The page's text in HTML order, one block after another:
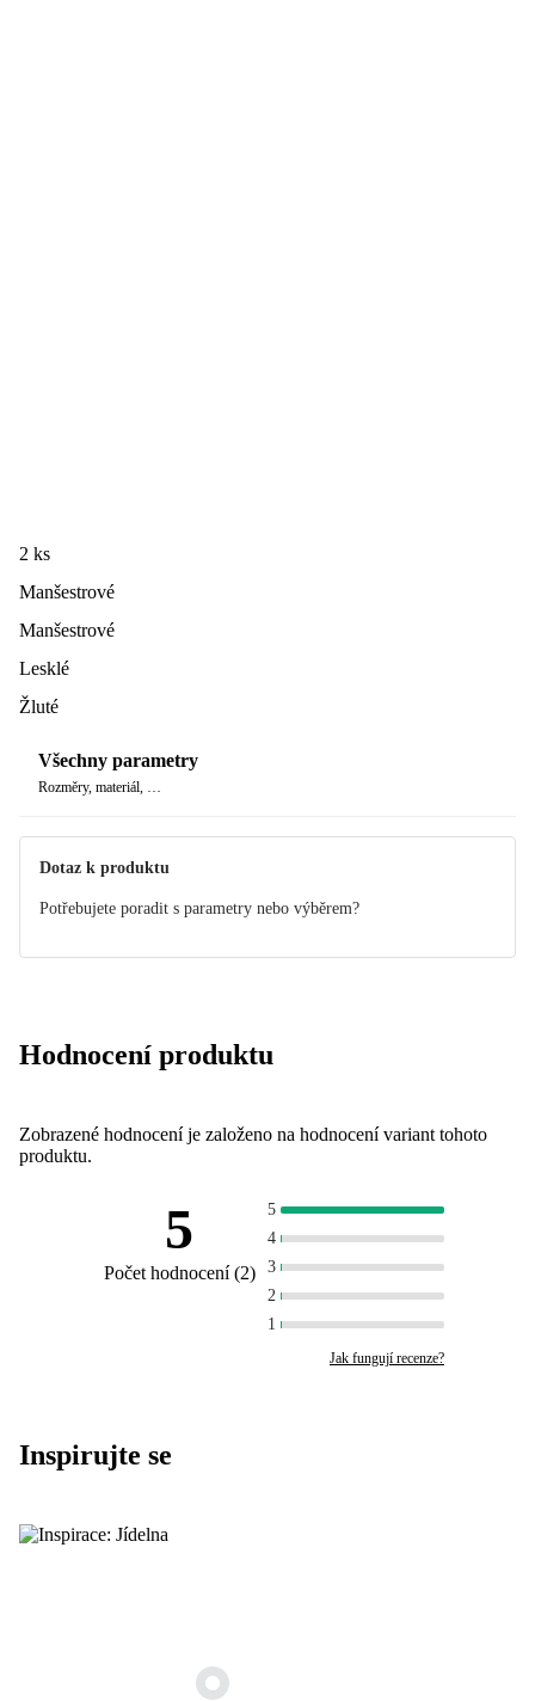
2 ks
Manšestrové
Manšestrové
Lesklé
Žluté
Všechny parametry
Rozměry, materiál, …
Dotaz k produktu
Potřebujete poradit s parametry nebo výběrem?
Hodnocení produktu
Zobrazené hodnocení je založeno na hodnocení variant tohoto
produktu.
5
Počet hodnocení(2)
5
4
3
2
1
Jak fungují recenze?
Inspirujte se